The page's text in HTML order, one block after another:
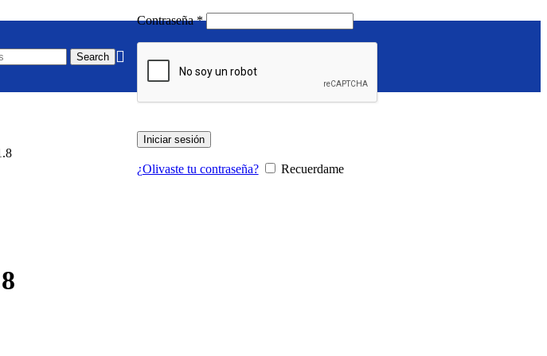
Search
Contraseña*Requerido
Iniciar sesión
¿Olivaste tu contraseña? Recuerdame